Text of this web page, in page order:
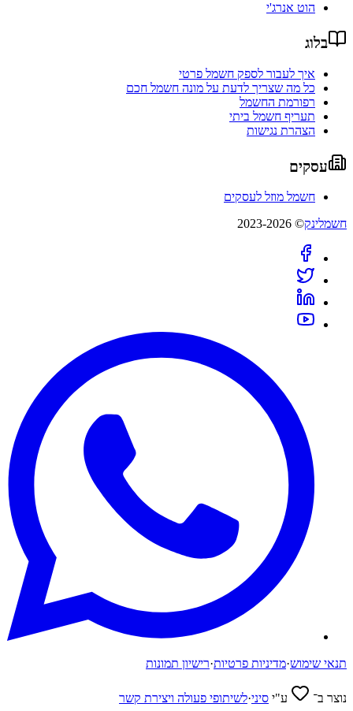
הוט אנרג'י
בלוג
איך לעבור לספק חשמל פרטי
כל מה שצריך לדעת על מונה חשמל חכם
רפורמת החשמל
תעריף חשמל ביתי
הצהרת נגישות
עסקים
חשמל מוזל לעסקים
חשמלינק© 2023-2026
תנאי שימוש·מדיניות פרטיות·רישיון תמונות
נוצר ב־ ע"י סיני·לשיתופי פעולה ויצירת קשר